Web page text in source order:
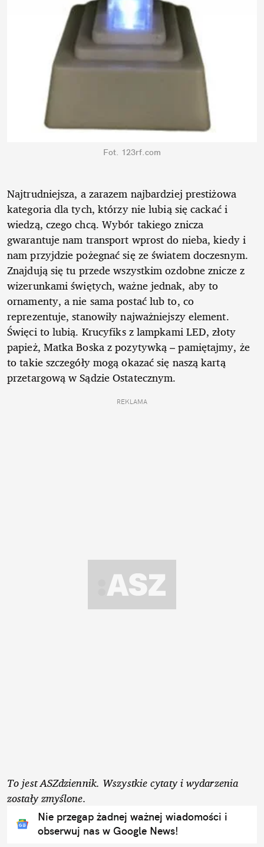
Fot. 123rf.com
Najtrudniejsza, a zarazem najbardziej prestiżowa
kategoria dla tych, którzy nie lubią się cackać i
wiedzą, czego chcą. Wybór takiego znicza
gwarantuje nam transport wprost do nieba, kiedy i
nam przyjdzie pożegnać się ze światem doczesnym.
Znajdują się tu przede wszystkim ozdobne znicze z
wizerunkami świętych, ważne jednak, aby to
ornamenty, a nie sama postać lub to, co
reprezentuje, stanowiły najważniejszy element.
Święci to lubią. Krucyfiks z lampkami LED, złoty
papież, Matka Boska z pozytywką – pamiętajmy, że
to takie szczegóły mogą okazać się naszą kartą
przetargową w Sądzie Ostatecznym.
REKLAMA
To jest ASZdziennik. Wszystkie cytaty i wydarzenia
zostały zmyślone.
Nie przegap żadnej ważnej wiadomości i
obserwuj nas w Google News!